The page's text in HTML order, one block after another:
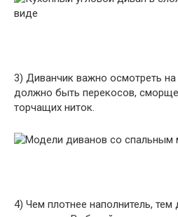
3) Диванчик важно осмотреть
должно быть перекосов,
торчащих ниток.
4) Чем плотнее наполнитель,